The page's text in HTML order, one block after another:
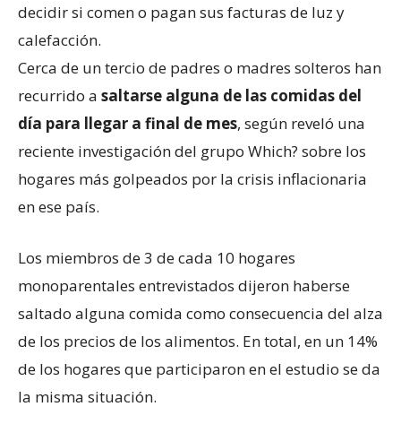
decidir si comen o pagan sus facturas de luz y
calefacción.
Cerca de un tercio de padres o madres solteros han
recurrido a saltarse alguna de las comidas del
día para llegar a final de mes, según reveló una
reciente investigación del grupo Which? sobre los
hogares más golpeados por la crisis inflacionaria
en ese país.
Los miembros de 3 de cada 10 hogares
monoparentales entrevistados dijeron haberse
saltado alguna comida como consecuencia del alza
de los precios de los alimentos. En total, en un 14%
de los hogares que participaron en el estudio se da
la misma situación.